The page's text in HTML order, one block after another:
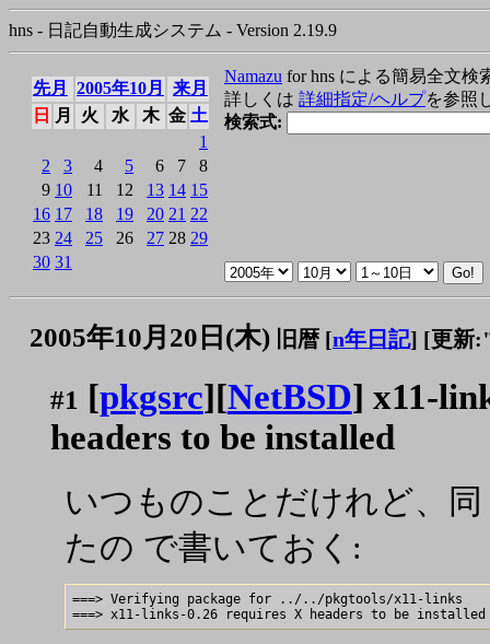
hns - 日記自動生成システム - Version 2.19.9
先月 2005年10月
来月
日
月 火 水 木 金 土
1
2
3 4 5 6 7
8
9 10 11 12 13 14 15
16 17 18 19 20 21 22
23 24 25 26 27 28 29
30 31
Namazu for hns による簡易全文検
詳しくは 詳細指定/ヘルプを参照
検索式:
2005年10月20日(木) 旧暦 [n年日記] [更新
#1 [pkgsrc][NetBSD] x11-
headers to be installed
いつものことだけれど、
たの で書いておく:
===> Verifying package for ../../pkgtools/x11-links